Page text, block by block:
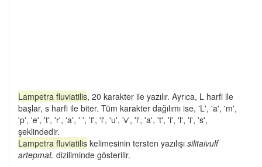
Lampetra fluviatilis, 20 karakter ile yazılır. Ayrıca, L harfi ile
başlar, s harfi ile biter. Tüm karakter dağılımı ise, 'L', 'a', 'm',
'p', 'e', 't', 'r', 'a', ' ', 'f', 'l', 'u', 'v', 'i', 'a', 't', 'i', 'l', 'i', 's',
şeklindedir.
Lampetra fluviatilis kelimesinin tersten yazılışı silitaivulf
artepmaL diziliminde gösterilir.